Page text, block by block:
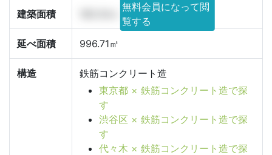
建築面積
無料会員になって閲
覧する
延べ面積
996.71㎡
構造
鉄筋コンクリート造
東京都 × 鉄筋コンクリート造で探
す
渋谷区 × 鉄筋コンクリート造で探
す
代々木 × 鉄筋コンクリート造で探